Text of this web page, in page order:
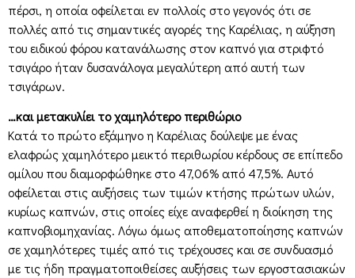
πέρσι, η οποία οφείλεται εν πολλοίς στο γεγονός ότι σε
πολλές από τις σημαντικές αγορές της Καρέλιας, η αύξηση
του ειδικού φόρου κατανάλωσης στον καπνό για στριφτό
τσιγάρο ήταν δυσανάλογα μεγαλύτερη από αυτή των
τσιγάρων.
…και μετακυλίει το χαμηλότερο περιθώριο
Κατά το πρώτο εξάμηνο η Καρέλιας δούλεψε με ένας
ελαφρώς χαμηλότερο μεικτό περιθωρίου κέρδους σε επίπεδο
ομίλου που διαμορφώθηκε στο 47,06% από 47,5%. Αυτό
οφείλεται στις αυξήσεις των τιμών κτήσης πρώτων υλών,
κυρίως καπνών, στις οποίες είχε αναφερθεί η διοίκηση της
καπνοβιομηχανίας. Λόγω όμως αποθεματοποίησης καπνών
σε χαμηλότερες τιμές από τις τρέχουσες και σε συνδυασμό
με τις ήδη πραγματοποιθείσες αυξήσεις των εργοστασιακών